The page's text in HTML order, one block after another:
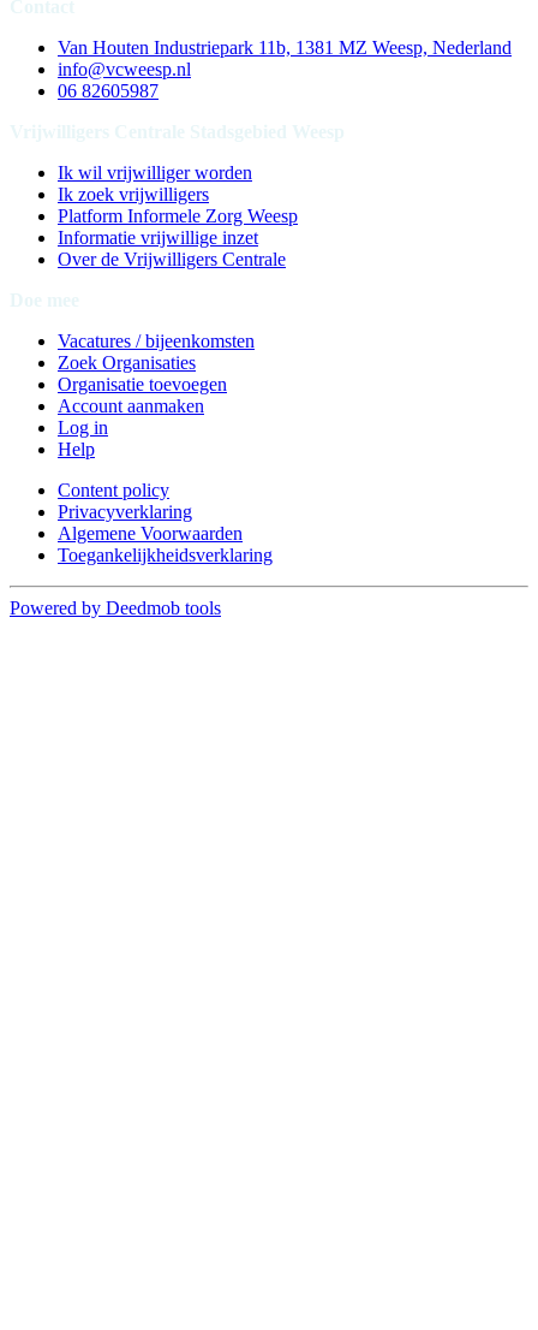
Van Houten Industriepark 11b, 1381 MZ Weesp, Nederland
info@vcweesp.nl
06 82605987
Ik wil vrijwilliger worden
Ik zoek vrijwilligers
Platform Informele Zorg Weesp
Informatie vrijwillige inzet
Over de Vrijwilligers Centrale
Vacatures / bijeenkomsten
Zoek Organisaties
Organisatie toevoegen
Account aanmaken
Log in
Help
Content policy
Privacyverklaring
Algemene Voorwaarden
Toegankelijkheidsverklaring
Powered by Deedmob tools